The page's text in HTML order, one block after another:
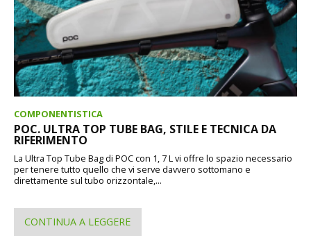
COMPONENTISTICA
POC. ULTRA TOP TUBE BAG, STILE E TECNICA DA
RIFERIMENTO
La Ultra Top Tube Bag di POC con 1, 7 L vi offre lo spazio necessario
per tenere tutto quello che vi serve davvero sottomano e
direttamente sul tubo orizzontale,...
CONTINUA A LEGGERE